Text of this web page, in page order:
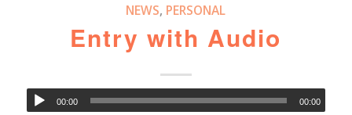
NEWS, PERSONAL
Entry with Audio
00:00 00:00